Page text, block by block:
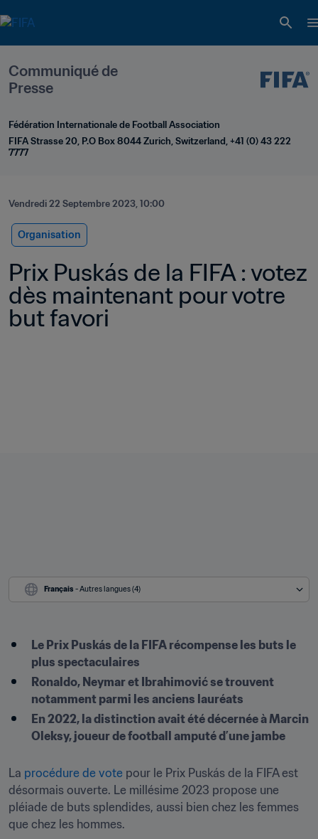
Communiqué de
Presse
Fédération Internationale de Football Association
FIFA Strasse 20, P.O Box 8044 Zurich, Switzerland, +41 (0) 43 222
7777
Vendredi 22 Septembre 2023, 10:00
Organisation
Prix Puskás de la FIFA : votez
dès maintenant pour votre
but favori
Français - Autres langues (4)
Le Prix Puskás de la FIFA récompense les buts le
plus spectaculaires
Ronaldo, Neymar et Ibrahimović se trouvent
notamment parmi les anciens lauréats
En 2022, la distinction avait été décernée à Marcin
Oleksy, joueur de football amputé d’une jambe
La procédure de vote pour le Prix Puskás de la FIFA est
désormais ouverte. Le millésime 2023 propose une
pléiade de buts splendides, aussi bien chez les femmes
que chez les hommes.